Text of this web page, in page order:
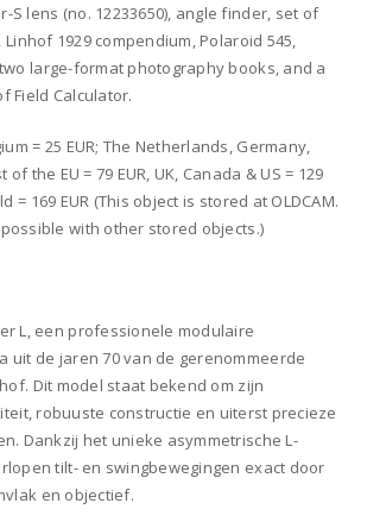
S lens (no. 12233650), angle finder, set of
1929 compendium, Polaroid 545,
large-format photography books, and a
Field Calculator.
= 25 EUR; The Netherlands, Germany,
of the EU = 79 EUR, UK, Canada & US = 129
= 169 EUR (This object is stored at OLDCAM.
with other stored objects.)
L, een professionele modulaire
uit de jaren 70 van de gerenommeerde
Dit model staat bekend om zijn
robuuste constructie en uiterst precieze
Dankzij het unieke asymmetrische L-
tilt- en swingbewegingen exact door
en objectief.